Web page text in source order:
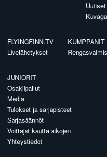
Uutiset
FLYINGFINN.TV
Livelähetykset
KUMPPANIT
JUNIORIT
Osakilpailut
Media
Tulokset ja sarjapisteet
Sarjasäännöt
Voittajat kautta aikojen
Yhteystiedot